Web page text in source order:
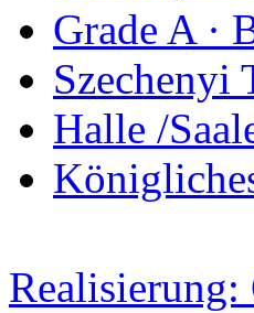
Grade A ·
Szechenyi
Halle /
Realisierung: